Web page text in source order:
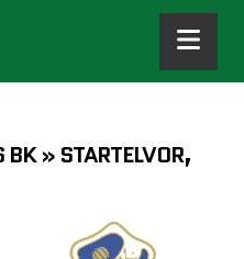
BK » STARTELVOR,